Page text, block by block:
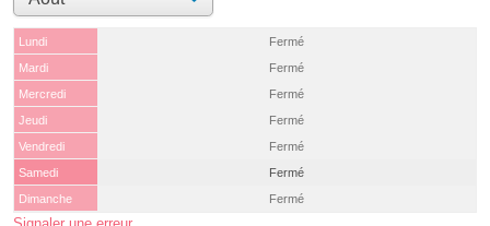
Lundi
Fermé
Mardi
Fermé
Mercredi
Fermé
Jeudi
Fermé
Vendredi
Fermé
Samedi
Fermé
Dimanche
Fermé